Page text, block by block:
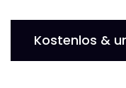
Kostenlos &